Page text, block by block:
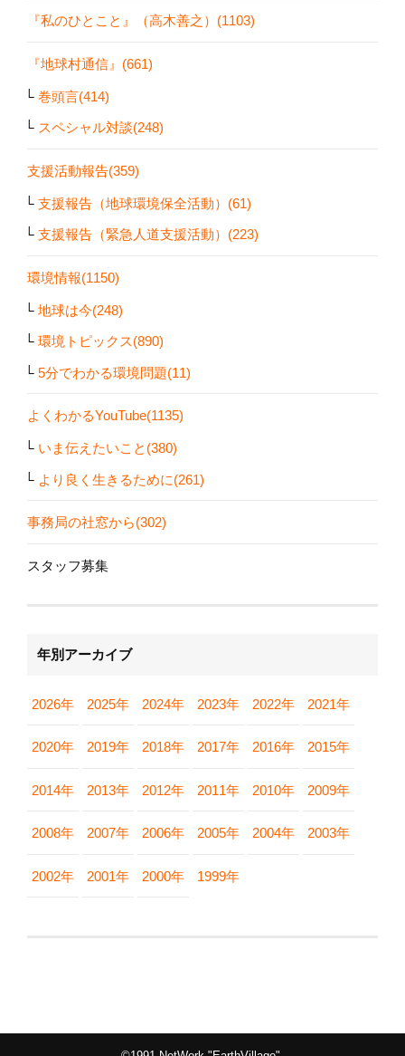
『私のひとこと』（高木善之）(1103)
『地球村通信』(661)
巻頭言(414)
スペシャル対談(248)
支援活動報告(359)
支援報告（地球環境保全活動）(61)
支援報告（緊急人道支援活動）(223)
環境情報(1150)
地球は今(248)
環境トピックス(890)
5分でわかる環境問題(11)
よくわかるYouTube(1135)
いま伝えたいこと(380)
より良く生きるために(261)
事務局の社窓から(302)
スタッフ募集
年別アーカイブ
2026年 2025年 2024年 2023年 2022年 2021年
2020年 2019年 2018年 2017年 2016年 2015年
2014年 2013年 2012年 2011年 2010年 2009年
2008年 2007年 2006年 2005年 2004年 2003年
2002年 2001年 2000年 1999年